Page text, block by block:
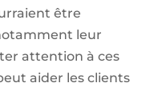
être
leur
attention à ces
aider les clients